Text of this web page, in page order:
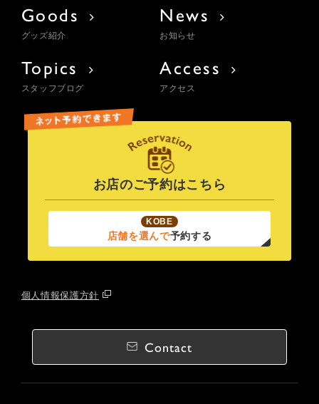
Goods
グッズ紹介
News
お知らせ
Topics
スタッフブログ
Access
アクセス
お店のご予約はこちら
KOBE
店舗を選んで予約する
個人情報保護方針
Contact